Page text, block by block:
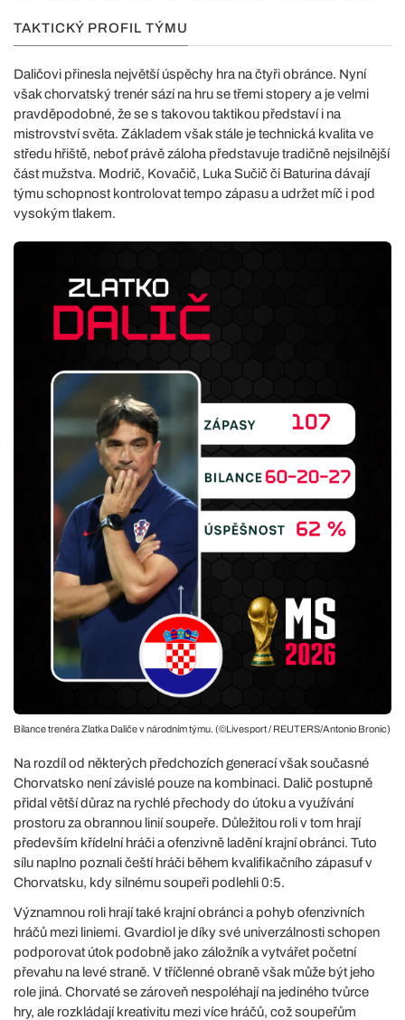
TAKTICKÝ PROFIL TÝMU
Daličovi přinesla největší úspěchy hra na čtyři obránce. Nyní
však chorvatský trenér sází na hru se třemi stopery a je velmi
pravděpodobné, že se s takovou taktikou představí i na
mistrovství světa. Základem však stále je technická kvalita ve
středu hřiště, neboť právě záloha představuje tradičně nejsilnější
část mužstva. Modrič, Kovačič, Luka Sučič či Baturina dávají
týmu schopnost kontrolovat tempo zápasu a udržet míč i pod
vysokým tlakem.
Bilance trenéra Zlatka Daliče v národním týmu. (©Livesport / REUTERS/Antonio Bronic)
Na rozdíl od některých předchozích generací však současné
Chorvatsko není závislé pouze na kombinaci. Dalič postupně
přidal větší důraz na rychlé přechody do útoku a využívání
prostoru za obrannou linií soupeře. Důležitou roli v tom hrají
především křídelní hráči a ofenzivně ladění krajní obránci. Tuto
sílu naplno poznali čeští hráči během kvalifikačního zápasuf v
Chorvatsku, kdy silnému soupeři podlehli 0:5.
Významnou roli hrají také krajní obránci a pohyb ofenzivních
hráčů mezi liniemi. Gvardiol je díky své univerzálnosti schopen
podporovat útok podobně jako záložník a vytvářet početní
převahu na levé straně. V tříčlenné obraně však může být jeho
role jiná. Chorvaté se zároveň nespoléhají na jediného tvůrce
hry, ale rozkládají kreativitu mezi více hráčů, což soupeřům